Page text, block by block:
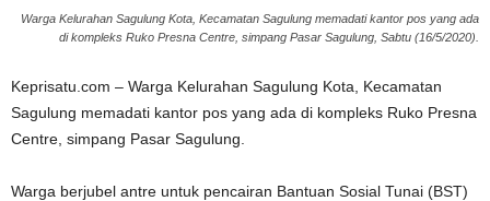
Warga Kelurahan Sagulung Kota, Kecamatan Sagulung memadati kantor pos yang ada
di kompleks Ruko Presna Centre, simpang Pasar Sagulung, Sabtu (16/5/2020).
Keprisatu.com – Warga Kelurahan Sagulung Kota, Kecamatan
Sagulung memadati kantor pos yang ada di kompleks Ruko Presna
Centre, simpang Pasar Sagulung.
Warga berjubel antre untuk pencairan Bantuan Sosial Tunai (BST)